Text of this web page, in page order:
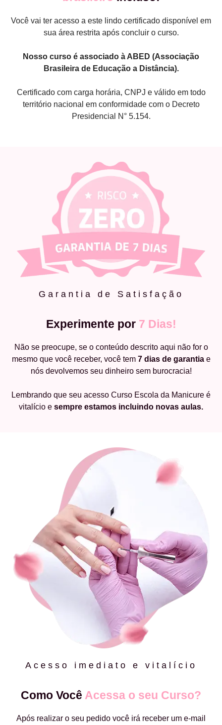
Você vai ter acesso a este lindo certificado disponível em
sua área restrita após concluir o curso.
Nosso curso é associado à ABED (Associação
Brasileira de Educação a Distância).
Certificado com carga horária, CNPJ e válido em todo
território nacional em conformidade com o Decreto
Presidencial N° 5.154.
Garantia de Satisfação
Experimente por 7 Dias!
Não se preocupe, se o conteúdo descrito aqui não for o
mesmo que você receber, você tem 7 dias de garantiae
nós devolvemos seu dinheiro sem burocracia!
Lembrando que seu acesso Curso Escola da Manicure é
vitalício e sempre estamos incluindo novas aulas.
Acesso imediato e vitalício
Como Você Acessa o seu Curso?
Após realizar o seu pedido você irá receber um e-mail